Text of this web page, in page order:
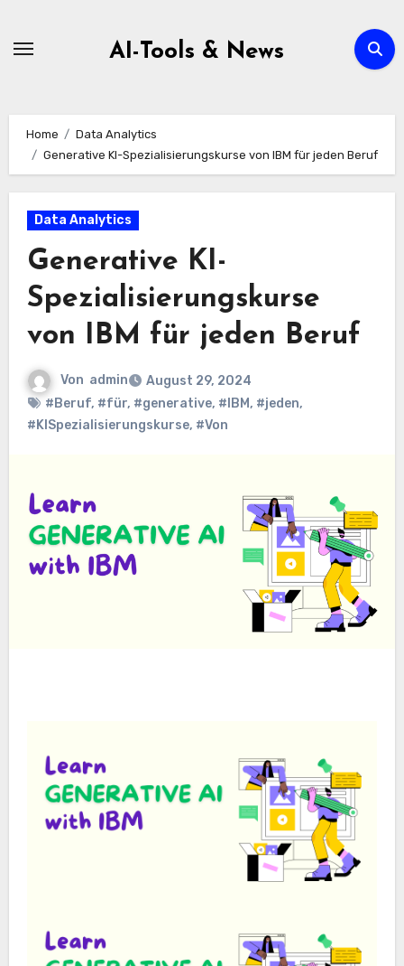
AI-Tools & News
Home
Data Analytics
Generative KI-Spezialisierungskurse von IBM für jeden Beruf
Data Analytics
Generative KI-
Spezialisierungskurse
von IBM für jeden Beruf
Von admin
August 29, 2024
#Beruf, #für, #generative, #IBM, #jeden,
#KISpezialisierungskurse, #Von